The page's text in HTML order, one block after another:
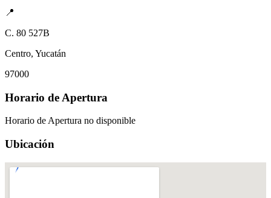
📍
C. 80 527B
Centro, Yucatán
97000
Horario de Apertura
Horario de Apertura no disponible
Ubicación